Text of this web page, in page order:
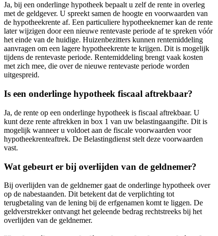
Ja, bij een onderlinge hypotheek bepaalt u zelf de rente in overleg
met de geldgever. U spreekt samen de hoogte en voorwaarden van
de hypotheekrente af. Een particuliere hypotheeknemer kan de rente
later wijzigen door een nieuwe rentevaste periode af te spreken vóór
het einde van de huidige. Huizenbezitters kunnen rentemiddeling
aanvragen om een lagere hypotheekrente te krijgen. Dit is mogelijk
tijdens de rentevaste periode. Rentemiddeling brengt vaak kosten
met zich mee, die over de nieuwe rentevaste periode worden
uitgespreid.
Is een onderlinge hypotheek fiscaal aftrekbaar?
Ja, de rente op een onderlinge hypotheek is fiscaal aftrekbaar. U
kunt deze rente aftrekken in box 1 van uw belastingaangifte. Dit is
mogelijk wanneer u voldoet aan de fiscale voorwaarden voor
hypotheekrenteaftrek. De Belastingdienst stelt deze voorwaarden
vast.
Wat gebeurt er bij overlijden van de geldnemer?
Bij overlijden van de geldnemer gaat de onderlinge hypotheek over
op de nabestaanden. Dit betekent dat de verplichting tot
terugbetaling van de lening bij de erfgenamen komt te liggen. De
geldverstrekker ontvangt het geleende bedrag rechtstreeks bij het
overlijden van de geldnemer.